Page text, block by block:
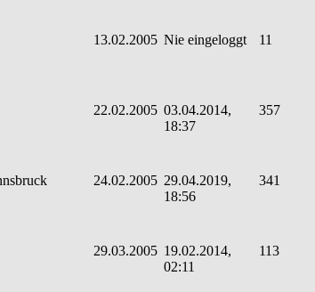
13.02.2005 Nie eingeloggt 11
22.02.2005 03.04.2014,
18:37
357
24.02.2005 29.04.2019,
18:56
341
29.03.2005 19.02.2014,
02:11
113